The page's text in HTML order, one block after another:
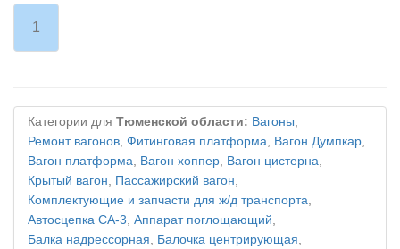
1
Категории для Тюменской области: Вагоны,
Ремонт вагонов, Фитинговая платформа, Вагон Думпкар,
Вагон платформа, Вагон хоппер, Вагон цистерна,
Крытый вагон, Пассажирский вагон,
Комплектующие и запчасти для ж/д транспорта,
Автосцепка СА-3, Аппарат поглощающий,
Балка надрессорная, Балочка центрирующая,